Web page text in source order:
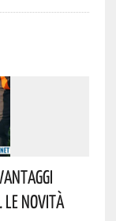
Le Novità